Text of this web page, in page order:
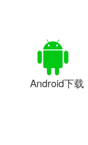
Android下载